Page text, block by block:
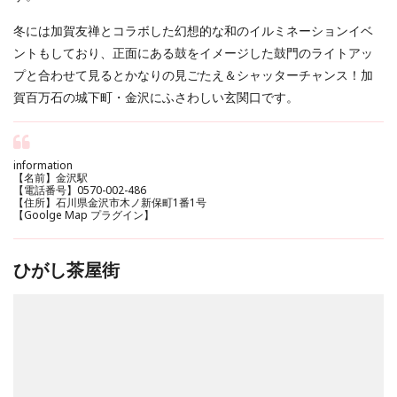
冬には加賀友禅とコラボした幻想的な和のイルミネーションイベ
ントもしており、正面にある鼓をイメージした鼓門のライトアッ
プと合わせて見るとかなりの見ごたえ＆シャッターチャンス！加
賀百万石の城下町・金沢にふさわしい玄関口です。
information
【名前】金沢駅
【電話番号】0570-002-486
【住所】石川県金沢市木ノ新保町1番1号
【Goolge Map プラグイン】
ひがし茶屋街